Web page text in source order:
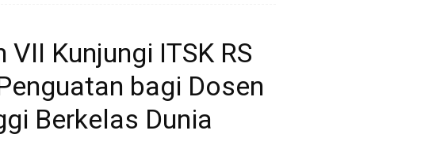
Kunjungi ITSK RS
bagi Dosen
Berkelas Dunia